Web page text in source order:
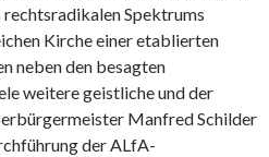
Spektrums
Kirche einer etablierten
neben den besagten
weitere geistliche und der
Manfred Schilder
der ALfA-